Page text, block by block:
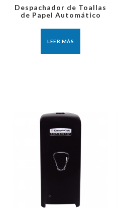
Despachador de Toallas
de Papel Automático
LEER MÁS